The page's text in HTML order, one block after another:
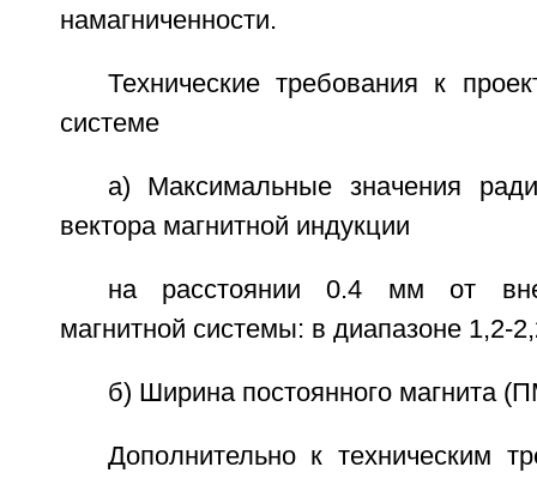
намагниченности.
Технические требования к
системе
а) Максимальные значения
вектора магнитной индукции
на расстоянии 0.4 мм от
магнитной системы: в диапазоне 1,2-
б) Ширина постоянного магнита
Дополнительно к техническим